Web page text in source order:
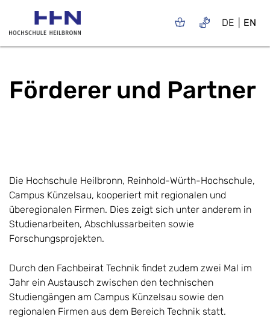
DE EN
Förderer und Partner
Die Hochschule Heilbronn, Reinhold-Würth-Hochschule,
Campus Künzelsau, kooperiert mit regionalen und
überegionalen Firmen. Dies zeigt sich unter anderem in
Studienarbeiten, Abschlussarbeiten sowie
Forschungsprojekten.
Durch den Fachbeirat Technik findet zudem zwei Mal im
Jahr ein Austausch zwischen den technischen
Studiengängen am Campus Künzelsau sowie den
regionalen Firmen aus dem Bereich Technik statt.